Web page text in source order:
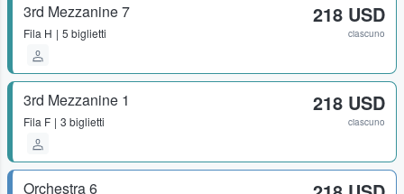
3rd Mezzanine 7
Fila H 5 biglietti
218 USD
ciascuno
3rd Mezzanine 1
Fila F 3 biglietti
218 USD
ciascuno
Orchestra 6